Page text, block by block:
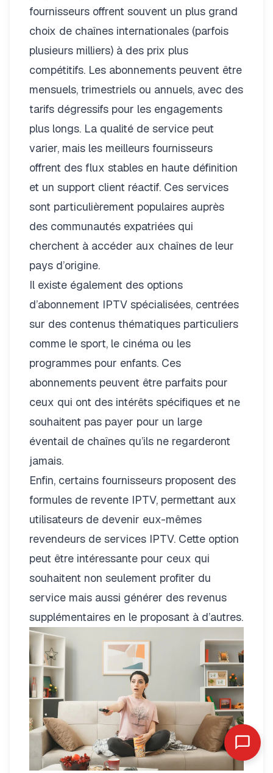
fournisseurs offrent souvent un plus grand
choix de chaînes internationales (parfois
plusieurs milliers) à des prix plus
compétitifs. Les abonnements peuvent être
mensuels, trimestriels ou annuels, avec des
tarifs dégressifs pour les engagements
plus longs. La qualité de service peut
varier, mais les meilleurs fournisseurs
offrent des flux stables en haute définition
et un support client réactif. Ces services
sont particulièrement populaires auprès
des communautés expatriées qui
cherchent à accéder aux chaînes de leur
pays d’origine.
Il existe également des options
d’abonnement IPTV spécialisées, centrées
sur des contenus thématiques particuliers
comme le sport, le cinéma ou les
programmes pour enfants. Ces
abonnements peuvent être parfaits pour
ceux qui ont des intérêts spécifiques et ne
souhaitent pas payer pour un large
éventail de chaînes qu’ils ne regarderont
jamais.
Enfin, certains fournisseurs proposent des
formules de revente IPTV, permettant aux
utilisateurs de devenir eux-mêmes
revendeurs de services IPTV. Cette option
peut être intéressante pour ceux qui
souhaitent non seulement profiter du
service mais aussi générer des revenus
supplémentaires en le proposant à d’autres.